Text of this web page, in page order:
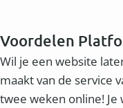
Voordelen
Wil je een website
maakt van de service
twee weken online!